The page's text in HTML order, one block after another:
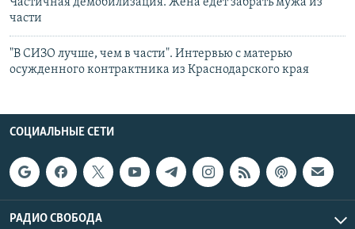
части
"В СИЗО лучше, чем в части". Интервью с матерью
осужденного контрактника из Краснодарского края
СОЦИАЛЬНЫЕ СЕТИ
РАДИО СВОБОДА